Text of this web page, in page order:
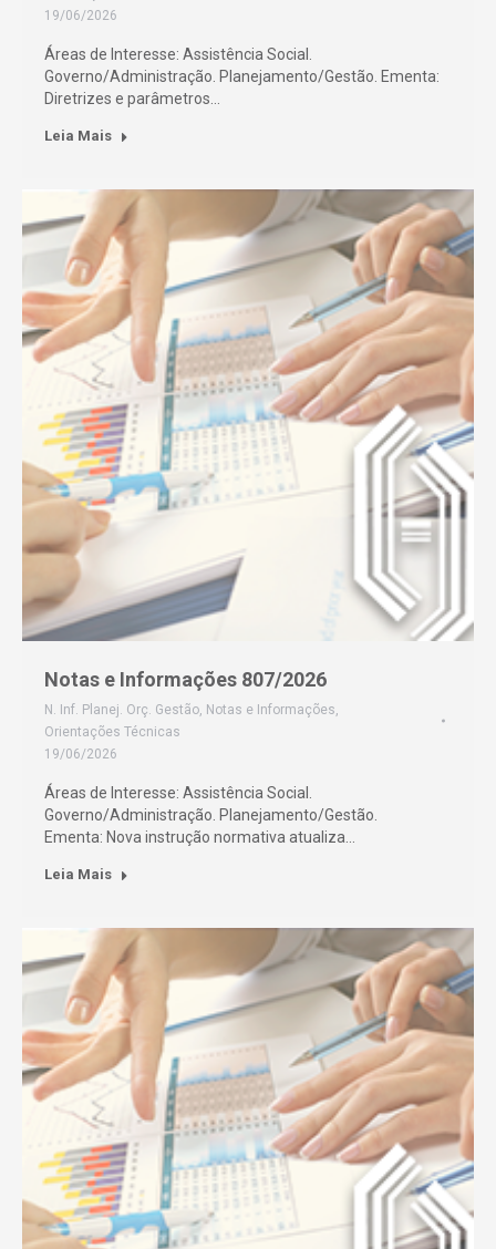
19/06/2026
Áreas de Interesse: Assistência Social.
Governo/Administração. Planejamento/Gestão. Ementa:
Diretrizes e parâmetros…
Leia Mais
Notas e Informações 807/2026
N. Inf. Planej. Orç. Gestão, Notas e Informações,
Orientações Técnicas
19/06/2026
Áreas de Interesse: Assistência Social.
Governo/Administração. Planejamento/Gestão.
Ementa: Nova instrução normativa atualiza…
Leia Mais